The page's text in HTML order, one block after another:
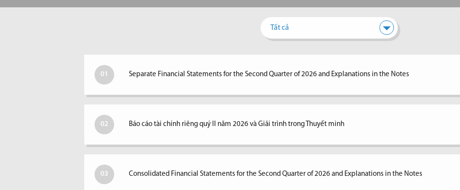
Tất cả
01 Separate Financial Statements for the Second Quarter of 2026 and Explanations in the Notes
02 Báo cáo tài chính riêng quý II năm 2026 và Giải trình trong Thuyết minh
03 Consolidated Financial Statements for the Second Quarter of 2026 and Explanations in the Notes